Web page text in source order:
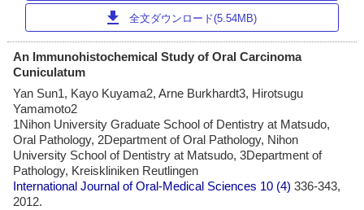
download 全文ダウンロード(5.54MB)
An Immunohistochemical Study of Oral Carcinoma
Cuniculatum
Yan Sun1, Kayo Kuyama2, Arne Burkhardt3, Hirotsugu
Yamamoto2
1Nihon University Graduate School of Dentistry at Matsudo,
Oral Pathology, 2Department of Oral Pathology, Nihon
University School of Dentistry at Matsudo, 3Department of
Pathology, Kreiskliniken Reutlingen
International Journal of Oral-Medical Sciences 10 (4)336-343,
2012.